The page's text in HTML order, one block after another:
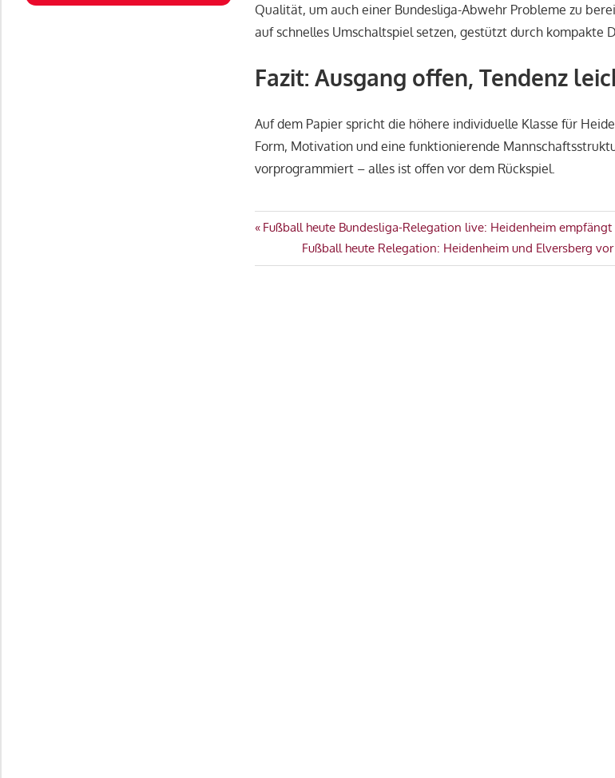
Qualität, um auch einer Bundesliga-Abwehr Probleme zu
auf schnelles Umschaltspiel setzen, gestützt durch kompakte
Fazit: Ausgang offen, Tendenz
Auf dem Papier spricht die höhere individuelle Klasse für
Form, Motivation und eine funktionierende
vorprogrammiert – alles ist offen vor dem Rückspiel.
Beitragsnavigation
Vorheriger
Beitrag:
Fußball heute Bundesliga-Relegation live: Heidenheim
Nächster
Beitrag:
Fußball heute Relegation: Heidenheim und Elversberg